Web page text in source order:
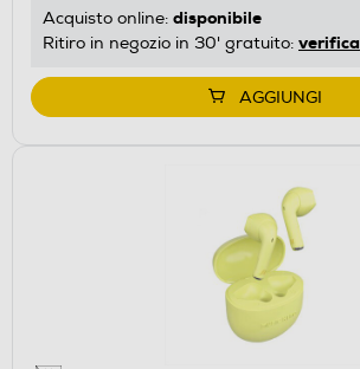
Acquisto online: disponibile
Ritiro in negozio in 30' gratuito: verifica
AGGIUNGI